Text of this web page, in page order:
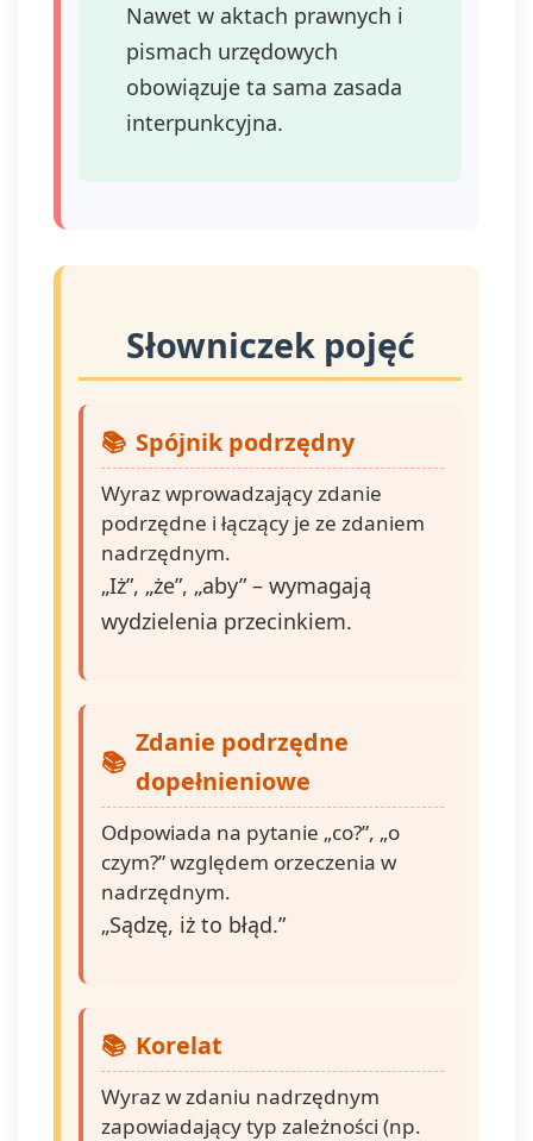
Nawet w aktach prawnych i
pismach urzędowych
obowiązuje ta sama zasada
interpunkcyjna.
Słowniczek pojęć
Spójnik podrzędny
Wyraz wprowadzający zdanie
podrzędne i łączący je ze zdaniem
nadrzędnym.
„Iż”, „że”, „aby” – wymagają
wydzielenia przecinkiem.
Zdanie podrzędne
dopełnieniowe
Odpowiada na pytanie „co?”, „o
czym?” względem orzeczenia w
nadrzędnym.
„Sądzę, iż to błąd.”
Korelat
Wyraz w zdaniu nadrzędnym
zapowiadający typ zależności (np.